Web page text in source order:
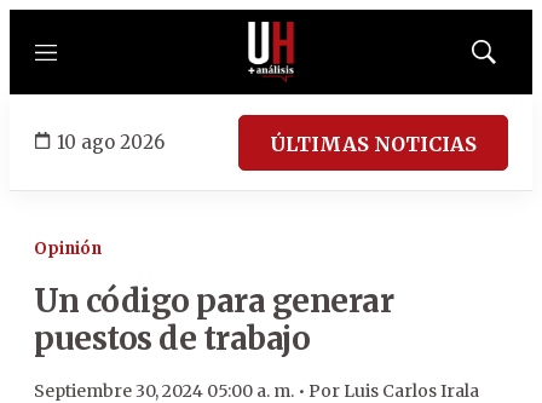
Menú
Mostrar
10 ago 2026 ÚLTIMAS NOTICIAS
Opinión
Un código para generar
puestos de trabajo
Septiembre 30, 2024 05:00 a. m. • Por Luis Carlos Irala